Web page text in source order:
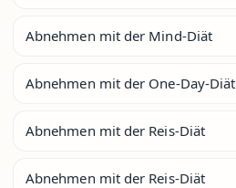
Abnehmen mit der Mind-Diät
Abnehmen mit der One-Day-Diät
Abnehmen mit der Reis-Diät
Abnehmen mit der Reis-Diät